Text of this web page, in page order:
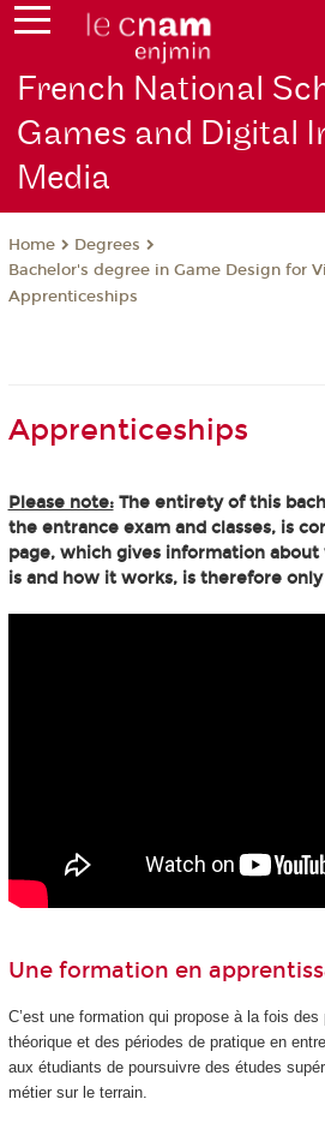
French National
Games and Digital
Media
Home
Degrees
Bachelor's degree in Game Design for
Apprenticeships
Apprenticeships
Please note:The entirety of this
the entrance exam and classes, is
page, which gives information
is and how it works, is therefore
Une formation en
C’est une formation qui propose à la fois
théorique et des périodes de pratique en
aux étudiants de poursuivre des études
métier sur le terrain.